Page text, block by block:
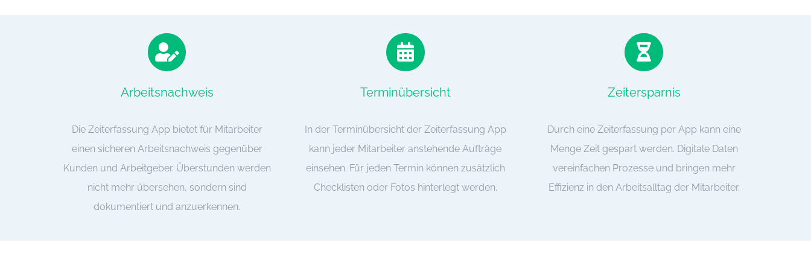
Arbeitsnachweis
Die Zeiterfassung App bietet für Mitarbeiter
einen sicheren Arbeitsnachweis gegenüber
Kunden und Arbeitgeber. Überstunden werden
nicht mehr übersehen, sondern sind
dokumentiert und anzuerkennen.
Terminübersicht
In der Terminübersicht der Zeiterfassung App
kann jeder Mitarbeiter anstehende Aufträge
einsehen. Für jeden Termin können zusätzlich
Checklisten oder Fotos hinterlegt werden.
Zeitersparnis
Durch eine Zeiterfassung per App kann eine
Menge Zeit gespart werden. Digitale Daten
vereinfachen Prozesse und bringen mehr
Effizienz in den Arbeitsalltag der Mitarbeiter.